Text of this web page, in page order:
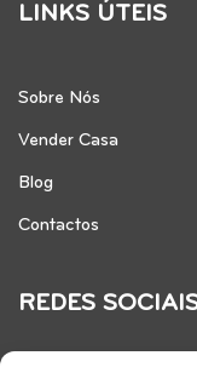
LINKS ÚTEIS
Sobre Nós
Vender Casa
Blog
Contactos
REDES